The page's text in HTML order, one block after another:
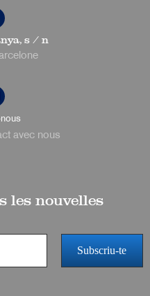
s / n
avec nous
les nouvelles